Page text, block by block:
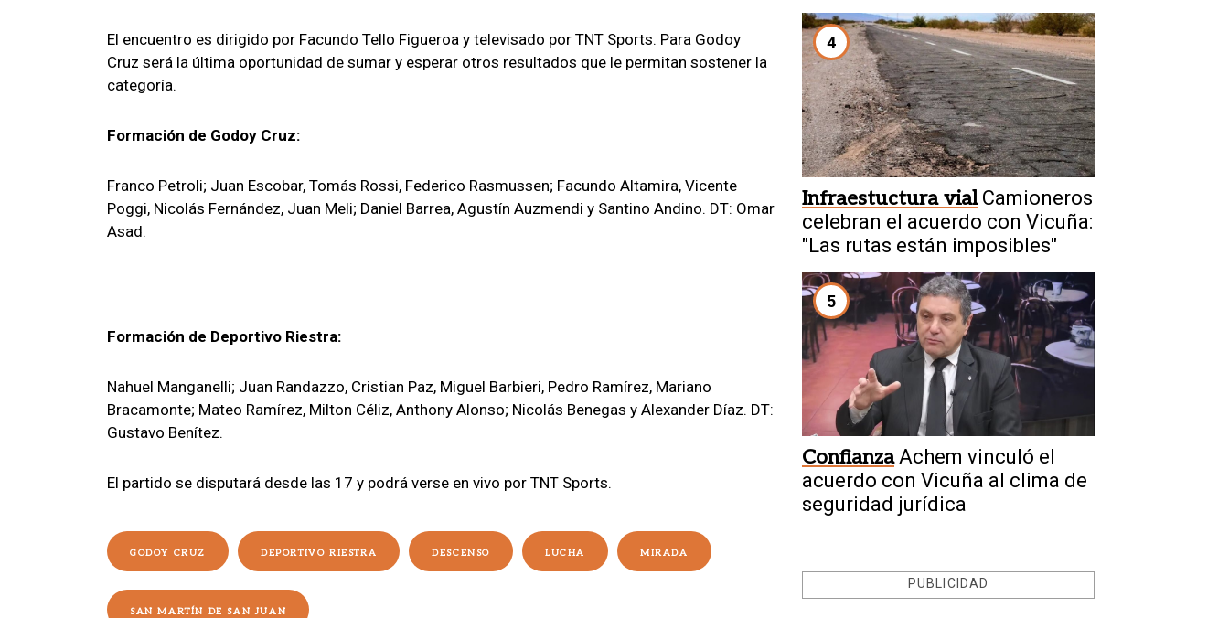
El encuentro es dirigido por Facundo Tello Figueroa y televisado por TNT Sports. Para Godoy
Cruz será la última oportunidad de sumar y esperar otros resultados que le permitan sostener la
categoría.
Formación de Godoy Cruz:
Franco Petroli; Juan Escobar, Tomás Rossi, Federico Rasmussen; Facundo Altamira, Vicente
Poggi, Nicolás Fernández, Juan Meli; Daniel Barrea, Agustín Auzmendi y Santino Andino. DT: Omar
Asad.
Formación de Deportivo Riestra:
Nahuel Manganelli; Juan Randazzo, Cristian Paz, Miguel Barbieri, Pedro Ramírez, Mariano
Bracamonte; Mateo Ramírez, Milton Céliz, Anthony Alonso; Nicolás Benegas y Alexander Díaz. DT:
Gustavo Benítez.
El partido se disputará desde las 17 y podrá verse en vivo por TNT Sports.
GODOY CRUZ DEPORTIVO RIESTRA DESCENSO LUCHA MIRADA
SAN MARTÍN DE SAN JUAN
4
Infraestuctura vial Camioneros
celebran el acuerdo con Vicuña:
"Las rutas están imposibles"
5
Confianza Achem vinculó el
acuerdo con Vicuña al clima de
seguridad jurídica
PUBLICIDAD